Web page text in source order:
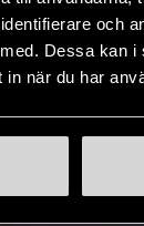
och
Dessa kan i
när du har